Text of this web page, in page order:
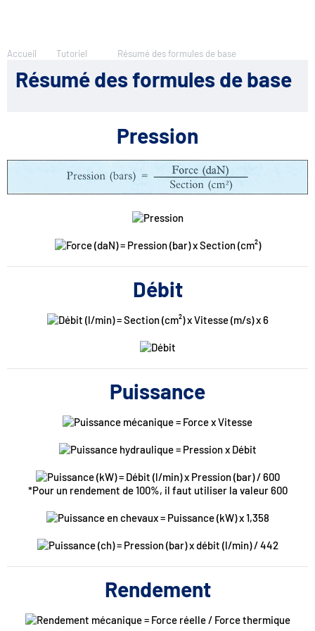
Accueil Tutoriel Résumé des formules de base
Résumé des formules de base
Pression
Débit
Puissance
*Pour un rendement de 100%, il faut utiliser la valeur 600
Rendement